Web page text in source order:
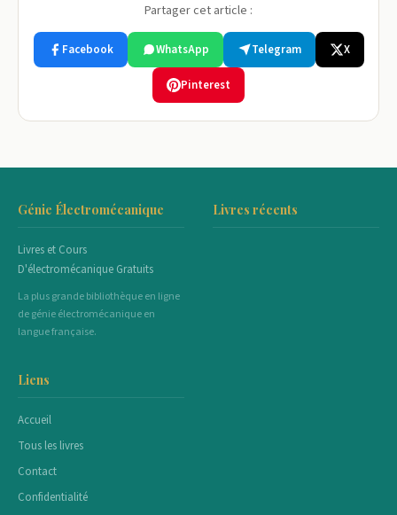
Partager cet article :
Facebook WhatsApp Telegram X
Pinterest
Génie Électromécanique
Livres et Cours
D'électromécanique Gratuits
La plus grande bibliothèque en ligne
de génie électromécanique en
langue française.
Livres récents
Liens
Accueil
Tous les livres
Contact
Confidentialité